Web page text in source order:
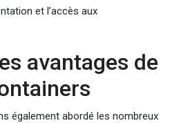
et l’accès aux
avantages de
également abordé les nombreux